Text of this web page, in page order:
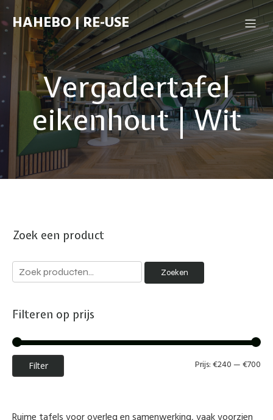
HAHEBO | RE-USE
Vergadertafel
eikenhout | Wit
Zoek een product
Zoeken
naar:
Zoeken
Filteren op prijs
Filter Prijs:€240—€700